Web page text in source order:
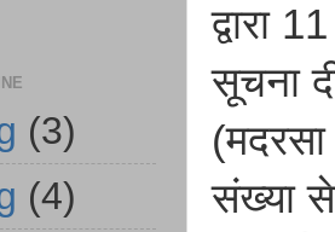
द्वारा
सूचना
संख्या
(3)
(4)